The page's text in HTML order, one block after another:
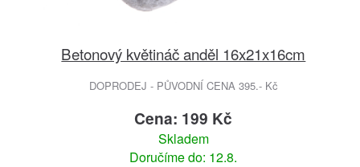
Betonový květináč anděl 16x21x16cm
DOPRODEJ - PŮVODNÍ CENA 395.- Kč
Cena: 199 Kč
Skladem
Doručíme do: 12.8.